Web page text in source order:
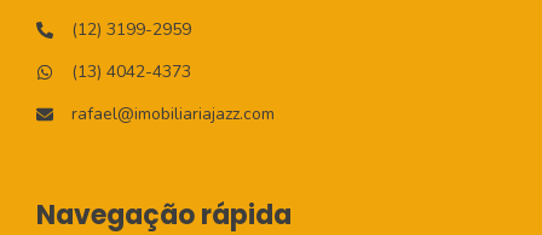
(12) 3199-2959
(13) 4042-4373
rafael@imobiliariajazz.com
Navegação rápida